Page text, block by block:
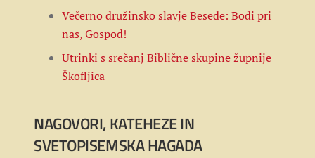
Večerno družinsko slavje Besede: Bodi pri
nas, Gospod!
Utrinki s srečanj Biblične skupine župnije
Škofljica
NAGOVORI, KATEHEZE IN
SVETOPISEMSKA HAGADA